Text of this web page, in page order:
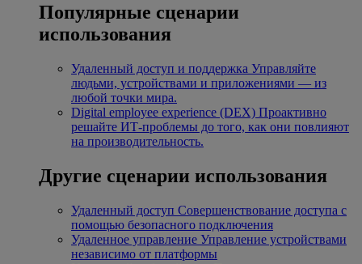
Популярные сценарии
использования
Удаленный доступ и поддержка Управляйте
людьми, устройствами и приложениями — из
любой точки мира.
Digital employee experience (DEX) Проактивно
решайте ИТ-проблемы до того, как они повлияют
на производительность.
Другие сценарии использования
Удаленный доступ Совершенствование доступа с
помощью безопасного подключения
Удаленное управление Управление устройствами
независимо от платформы